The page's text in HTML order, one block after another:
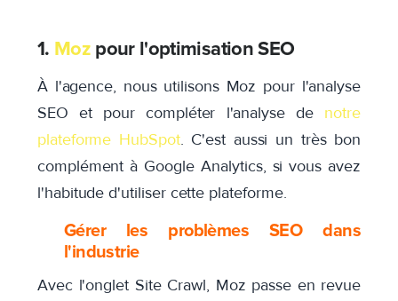
1. Moz pour l'optimisation SEO
À l'agence, nous utilisons Moz pour l'analyse
SEO et pour compléter l'analyse de notre
plateforme HubSpot. C'est aussi un très bon
complément à Google Analytics, si vous avez
l'habitude d'utiliser cette plateforme.
Gérer les problèmes SEO dans
l'industrie
Avec l'onglet Site Crawl, Moz passe en revue